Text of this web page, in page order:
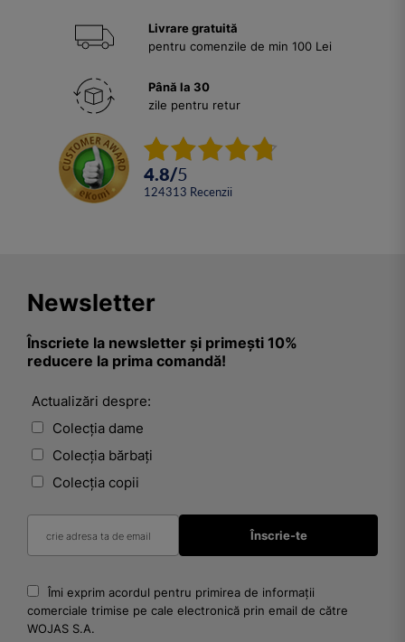
Livrare gratuită
pentru comenzile de min 100 Lei
Până la 30
zile pentru retur
4.8/5
124313 Recenzii
Newsletter
Înscriete la newsletter și primești 10%
reducere la prima comandă!
Actualizări despre:
Colecția dame
Colecția bărbați
Colecția copii
Îmi exprim acordul pentru primirea de informații
comerciale trimise pe cale electronică prin email de către
WOJAS S.A.